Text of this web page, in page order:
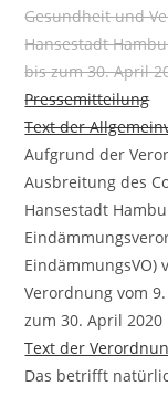
Gesundheit und
Hansestadt
bis zum 30. April
Pressemitteilung
Text der
Aufgrund der
Ausbreitung des
Hansestadt
EindämmungsVO)
Verordnung vom
zum 30. April
Text der
Das betrifft